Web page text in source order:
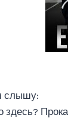
слышу:
здесь?